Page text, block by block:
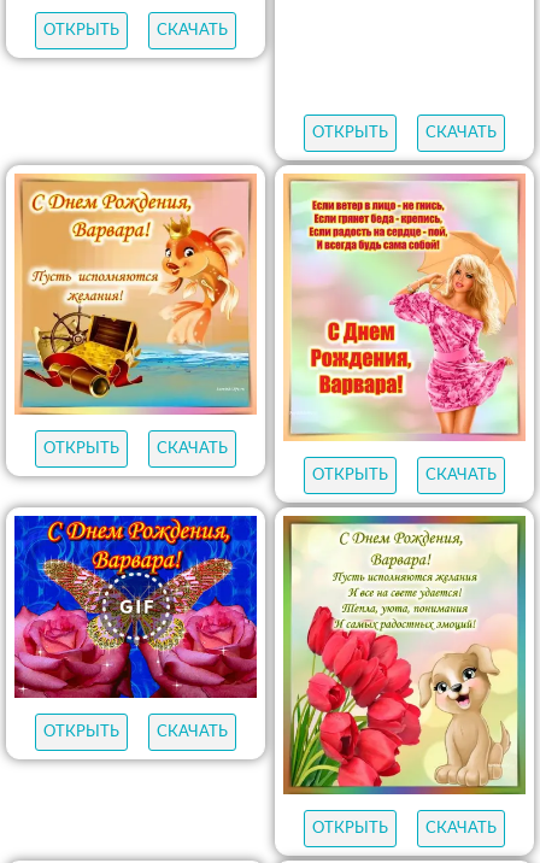
ОТКРЫТЬ СКАЧАТЬ
ОТКРЫТЬ СКАЧАТЬ
ОТКРЫТЬ
СКАЧАТЬ
ОТКРЫТЬ
СКАЧАТЬ
ОТКРЫТЬ СКАЧАТЬ
ОТКРЫТЬ СКАЧАТЬ